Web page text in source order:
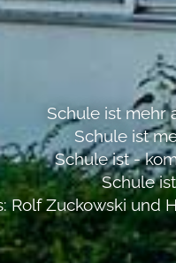
Schule ist mehr
Schule ist
Schule ist -
Schule
Rolf Zuckowski und